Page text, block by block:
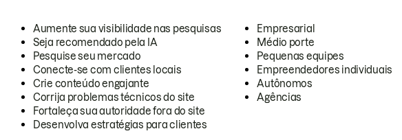
Aumente sua visibilidade nas pesquisas
Seja recomendado pela IA
Pesquise seu mercado
Conecte-se com clientes locais
Crie conteúdo engajante
Corrija problemas técnicos do site
Fortaleça sua autoridade fora do site
Desenvolva estratégias para clientes
Empresarial
Médio porte
Pequenas equipes
Empreendedores individuais
Autônomos
Agências